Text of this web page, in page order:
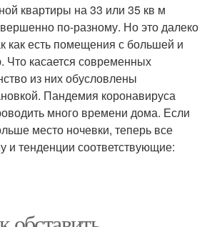
квартиры на 33 или 35 кв м
по-разному. Но это далеко
как есть помещения с большей и
касается современных
из них обусловлены
Пандемия коронавируса
много времени дома. Если
место ночевки, теперь все
и тенденции соответствующие: